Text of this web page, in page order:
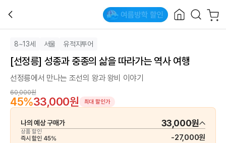
8~13세 서울 유적지투어
[선정릉] 성종과 중종의 삶을 따라가는 역사 여행
선정릉에서 만나는 조선의 왕과 왕비 이야기
60,000원
45%33,000원 최대 할인가
나의 예상 구매가 33,000원
상품 할인
즉시 할인 45% -27,000원